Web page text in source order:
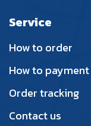
Service
How to order
How to payment
Order tracking
Contact us